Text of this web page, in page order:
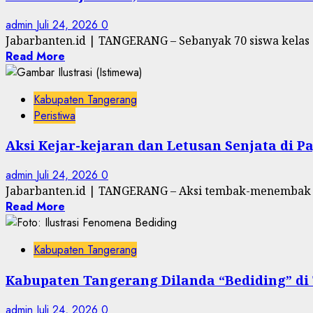
admin Juli 24, 2026 0
Jabarbanten.id | TANGERANG – Sebanyak 70 siswa kelas
Read More
Kabupaten Tangerang
Peristiwa
Aksi Kejar-kejaran dan Letusan Senjata di
admin Juli 24, 2026 0
Jabarbanten.id | TANGERANG – Aksi tembak-
Read More
Kabupaten Tangerang
Kabupaten Tangerang Dilanda “Bediding”
admin Juli 24, 2026 0